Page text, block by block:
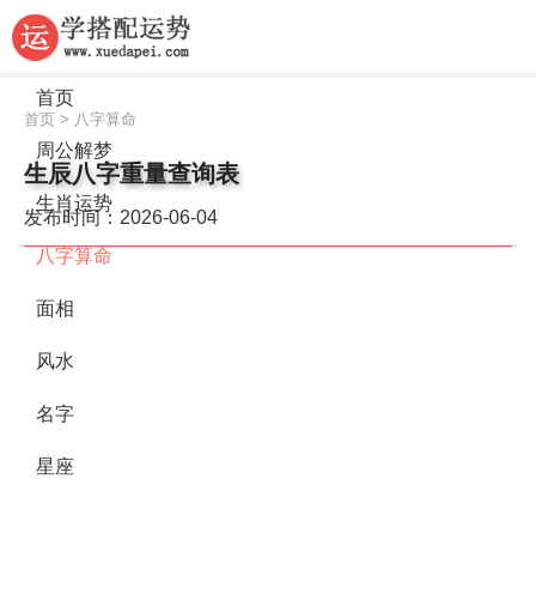
首页
周公解梦
生肖运势
八字算命
面相
风水
名字
星座
首页 > 八字算命
生辰八字重量查询表
发布时间：2026-06-04